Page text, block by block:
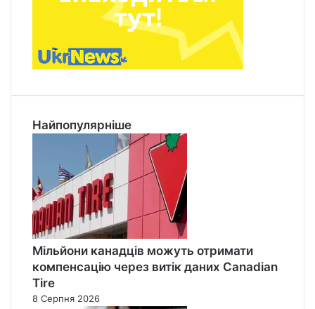
Найпопулярніше
Мільйони канадців можуть отримати
компенсацію через витік даних Canadian
Tire
8 Серпня 2026